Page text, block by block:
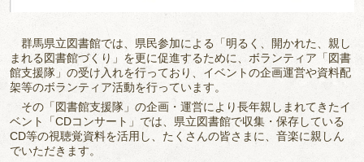
群馬県立図書館では、県民参加による「明るく、開かれた、親し
まれる図書館づくり」を更に促進するために、ボランティア「図書
館支援隊」の受け入れを行っており、イベントの企画運営や資料配
架等のボランティア活動を行っています。
その「図書館支援隊」の企画・運営により長年親しまれてきたイ
ベント「CDコンサート」では、県立図書館で収集・保存している
CD等の視聴覚資料を活用し、たくさんの皆さまに、音楽に親しん
でいただきます。